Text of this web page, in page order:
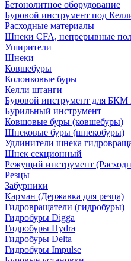
Бетонолитное оборудование
Буровой инструмент под
Расходные материалы
Шнеки CFA, непрерывные
Уширители
Шнеки
Ковшебуры
Колонковые буры
Келли штанги
Буровой инструмент для
Бурильный инструмент
Ковшовые буры (ковшебуры)
Шнековые буры (шнекобуры)
Удлинители шнека
Шнек секционный
Режущий инструмент
Резцы
Забурники
Карман (Державка для резца)
Гидровращатели (гидробуры)
Гидробуры Digga
Гидробуры Hydra
Гидробуры Delta
Гидробуры Impulse